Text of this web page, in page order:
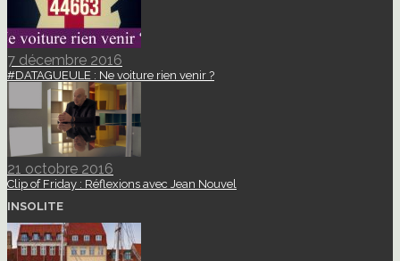
7 décembre 2016
#DATAGUEULE : Ne voiture rien venir ?
21 octobre 2016
Clip of Friday : Réflexions avec Jean Nouvel
INSOLITE